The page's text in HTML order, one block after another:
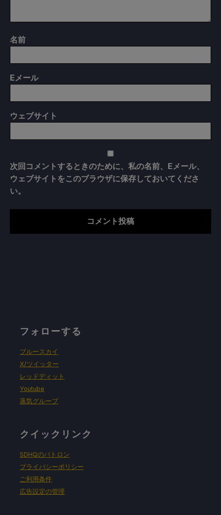
名前
Eメール
ウェブサイト
次回コメントするときのために、私の名前、Eメール、
ウェブサイトをこのブラウザに保存しておいてくださ
い。
フォローする
ブルースカイ
X/ツイッター
レッドディット
Youtube
蒸気グループ
クイックリンク
SDHQのパトロン
プライバシーポリシー
ご利用条件
広告設定の管理